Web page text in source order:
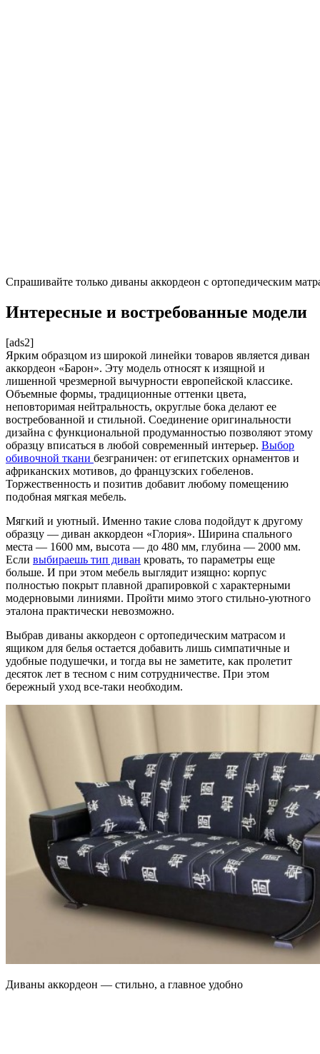
Спрашивайте только диваны аккордеон с ортопедическим
Интересные и востребованные модели
[ads2]
Ярким образцом из широкой линейки товаров является диван
аккордеон «Барон». Эту модель относят к изящной и
лишенной чрезмерной вычурности европейской классике.
Объемные формы, традиционные оттенки цвета,
неповторимая нейтральность, округлые бока делают ее
востребованной и стильной. Соединение оригинальности
дизайна с функциональной продуманностью позволяют этому
образцу вписаться в любой современный интерьер. Выбор
обивочной ткани безграничен: от египетских орнаментов и
африканских мотивов, до французских гобеленов.
Торжественность и позитив добавит любому помещению
подобная мягкая мебель.
Мягкий и уютный. Именно такие слова подойдут к другому
образцу — диван аккордеон «Глория». Ширина спального
места — 1600 мм, высота — до 480 мм, глубина — 2000 мм.
Если выбираешь тип диван кровать, то параметры еще
больше. И при этом мебель выглядит изящно: корпус
полностью покрыт плавной драпировкой с характерными
модерновыми линиями. Пройти мимо этого стильно-уютного
эталона практически невозможно.
Выбрав диваны аккордеон с ортопедическим матрасом и
ящиком для белья остается добавить лишь симпатичные и
удобные подушечки, и тогда вы не заметите, как пролетит
десяток лет в тесном с ним сотрудничестве. При этом
бережный уход все-таки необходим.
Диваны аккордеон — стильно, а главное удобно